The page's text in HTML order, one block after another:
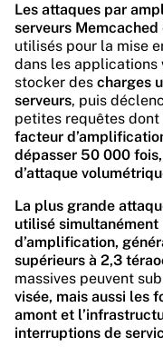
Les attaques par
serveurs Memcached
utilisés pour la mise
dans les applications
stocker des charges
serveurs, puis
petites requêtes dont
facteur
dépasser 50 000
d’attaque
La plus grande
utilisé
d’amplification,
supérieurs à 2,3
massives peuvent
visée, mais aussi les
amont et
interruptions de